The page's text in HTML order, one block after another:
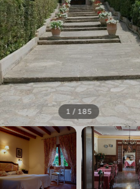
1 / 185